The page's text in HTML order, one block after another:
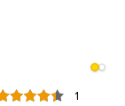
1